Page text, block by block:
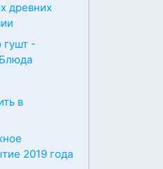
древних
гушт -
в
2019 года